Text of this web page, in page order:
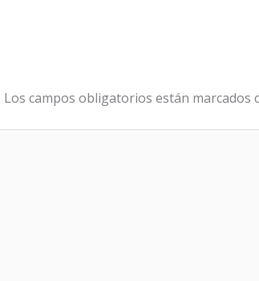
Los campos obligatorios están marcados